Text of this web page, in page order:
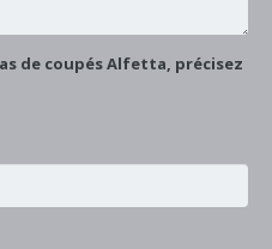
de coupés Alfetta, précisez